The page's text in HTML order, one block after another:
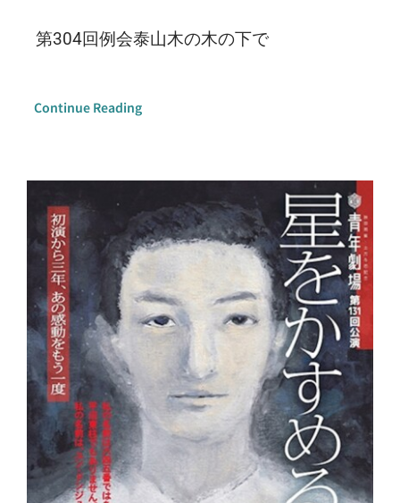
第304回例会泰山木の木の下で
Continue Reading